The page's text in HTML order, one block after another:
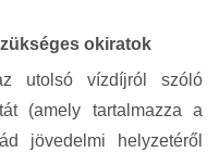
okiratok
utolsó vízdíjról szóló
(amely tartalmazza a
jövedelmi helyzetéről